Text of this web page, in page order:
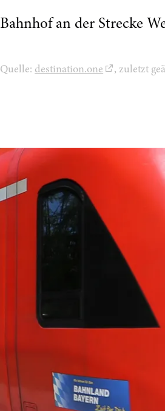
Bahnhof an der Strecke
Quelle: destination.one , zuletzt